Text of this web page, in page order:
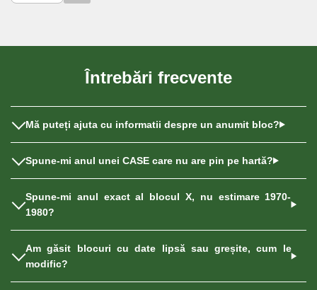
Întrebări frecvente
Mă puteți ajuta cu informatii despre un anumit bloc?
Spune-mi anul unei CASE care nu are pin pe hartă?
Spune-mi anul exact al blocul X, nu estimare 1970-
1980?
Am găsit blocuri cu date lipsă sau greșite, cum le
modific?